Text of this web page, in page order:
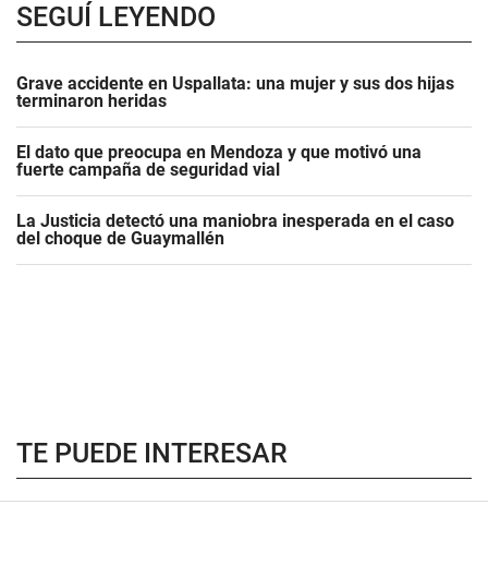
SEGUÍ LEYENDO
Grave accidente en Uspallata: una mujer y sus dos hijas
terminaron heridas
El dato que preocupa en Mendoza y que motivó una
fuerte campaña de seguridad vial
La Justicia detectó una maniobra inesperada en el caso
del choque de Guaymallén
TE PUEDE INTERESAR